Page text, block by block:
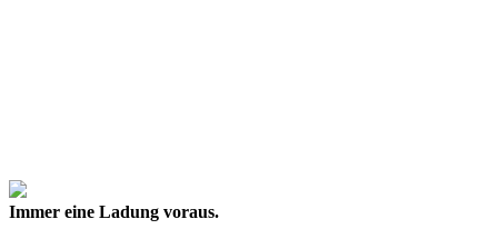
Immer eine Ladung voraus.